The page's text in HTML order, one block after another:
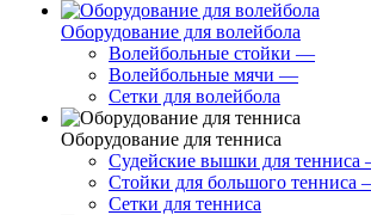
Оборудование для волейбола
Волейбольные стойки —
Волейбольные мячи —
Сетки для волейбола
Оборудование для тенниса
Судейские вышки для тенниса
Стойки для большого тенниса
Сетки для тенниса